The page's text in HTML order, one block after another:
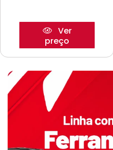
Ver
preço